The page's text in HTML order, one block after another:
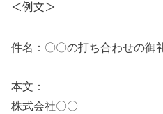
＜例文＞
件名：〇〇の打ち合わせの御
本文：
株式会社〇〇